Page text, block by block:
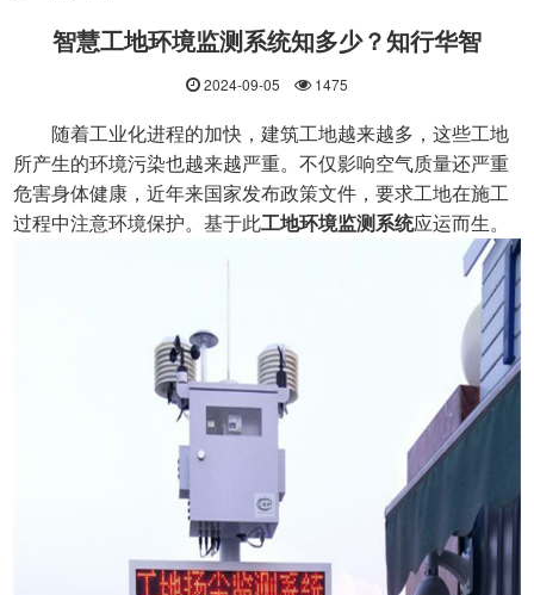
智慧工地环境监测系统知多少？知行华智
2024-09-05 1475
随着工业化进程的加快，建筑工地越来越多，这些工地
所产生的环境污染也越来越严重。不仅影响空气质量还严重
危害身体健康，近年来国家发布政策文件，要求工地在施工
过程中注意环境保护。基于此工地环境监测系统应运而生。